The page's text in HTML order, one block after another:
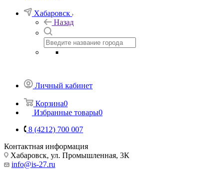
Хабаровск
Назад
Личный кабинет
Корзина0
Избранные товары0
8 (4212) 700 007
Контактная информация
Хабаровск, ул. Промышленная, 3К
info@is-27.ru